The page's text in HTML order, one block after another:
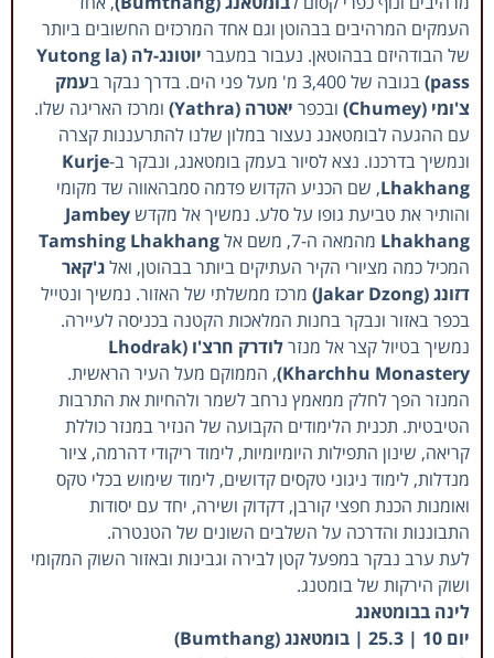
העמקים המרהיבים בבהוטן וגם אחד המרכזים החשובים ביותר
של הבודהיזם בבהוטאן. נעבור במעבר
יוטונג-לה (Yutong la
pass) בגובה של 3,400 מ' מעל פני הים. בדרך נבקר ב
עמק
צ'ומי (Chumey)
ובכפר יאטרה (Yathra)
ומרכז האריגה שלו.
עם ההגעה לבומטאנג נעצור במלון שלנו להתרעננות קצרה
ונמשיך בדרכנו. נצא לסיור בעמק בומטאנג, ונבקר ב-Kurje
Lhakhang, שם הכניע הקדוש פדמה סמבהאווה שד מקומי
והותיר את טביעת גופו על סלע. נמשיך אל מקדשJambey
Lhakhang מהמאה ה-7, משם אל
Tamshing Lhakhang
המכיל כמה מציורי הקיר העתיקים ביותר בבהוטן, ואלג'קאר
דזונג (Jakar Dzong)
מרכז ממשלתי של האזור. נמשיך ונטייל
בכפר באזור ונבקר בחנות המלאכות הקטנה בכניסה לעיירה.
נמשיך בטיול קצר אל מנזר
לודרק חרצ'ו (Lhodrak
Kharchhu Monastery) , הממוקם מעל העיר הראשית.
המנזר הפך לחלק ממאמץ נרחב לשמר ולהחיות את התרבות
הטיבטית. תכנית הלימודים הקבועה של הנזיר במנזר כוללת
קריאה, שינון התפילות היומיומיות, לימוד ריקודי דהרמה, ציור
מנדלות, לימוד ניגוני טקסים קדושים, לימוד שימוש בכלי טקס
ואומנות הכנת חפצי קורבן, דקדוק ושירה, יחד עם יסודות
התבוננות והדרכה על השלבים השונים של הטנטרה.
לעת ערב נבקר במפעל קטן לבירה וגבינות ובאזור השוק המקומי
ושוק הירקות של בומטנג.
לינה בבומטאנג
יום 10 | 25.3 | בומטאנג (Bumthang)